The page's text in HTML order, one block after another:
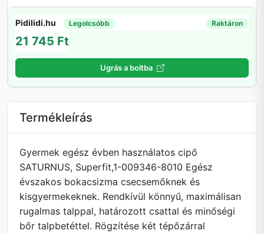
Pidilidi.hu Legolcsóbb Raktáron
21 745 Ft
Ugrás a boltba
Termékleírás
Gyermek egész évben használatos cipő
SATURNUS, Superfit,1-009346-8010 Egész
évszakos bokacsizma csecsemőknek és
kisgyermekeknek. Rendkívül könnyű, maximálisan
rugalmas talppal, határozott csattal és minőségi
bőr talpbetéttel. Rögzítése két tépőzárral